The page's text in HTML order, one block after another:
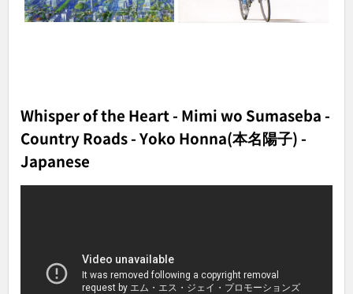
Whisper of the Heart - Mimi wo Sumaseba -
Country Roads - Yoko Honna(本名陽子) -
Japanese